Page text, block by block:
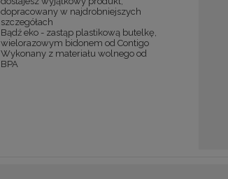
dopracowany w najdrobniejszych
szczegółach
Bądź eko - zastąp plastikową butelkę,
wielorazowym bidonem od Contigo
Wykonany z materiału wolnego od
BPA